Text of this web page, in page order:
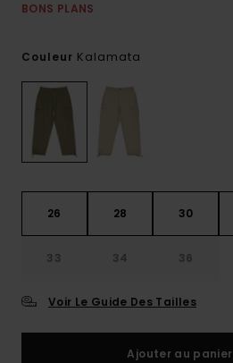
BONS PLANS
Couleur Kalamata
26 28 30
33 34 36
Voir Le Guide Des Tailles
Ajouter au panier